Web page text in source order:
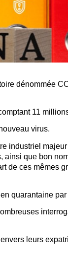
dénommée
11
virus.
industriel
que bon
de ces mêmes
quarantaine
leurs